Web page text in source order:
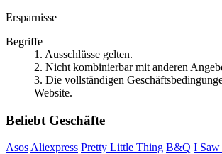
Ersparnisse
Begriffe
1. Ausschlüsse gelten.
2. Nicht kombinierbar mit anderen
3. Die vollständigen
Website.
Beliebt Geschäfte
Asos Aliexpress Pretty Little Thing B&Q I